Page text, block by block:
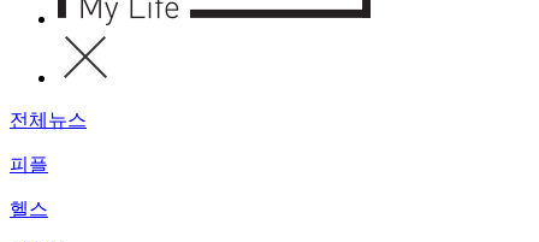
전체뉴스
피플
헬스